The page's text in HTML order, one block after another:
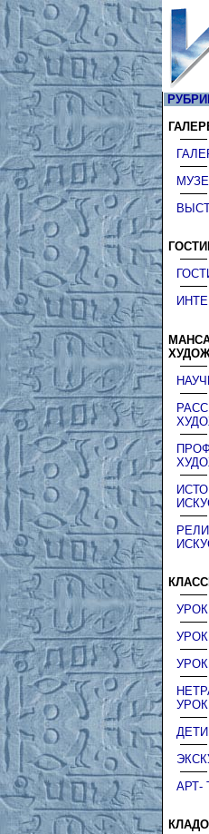
УРОК
АРТ-